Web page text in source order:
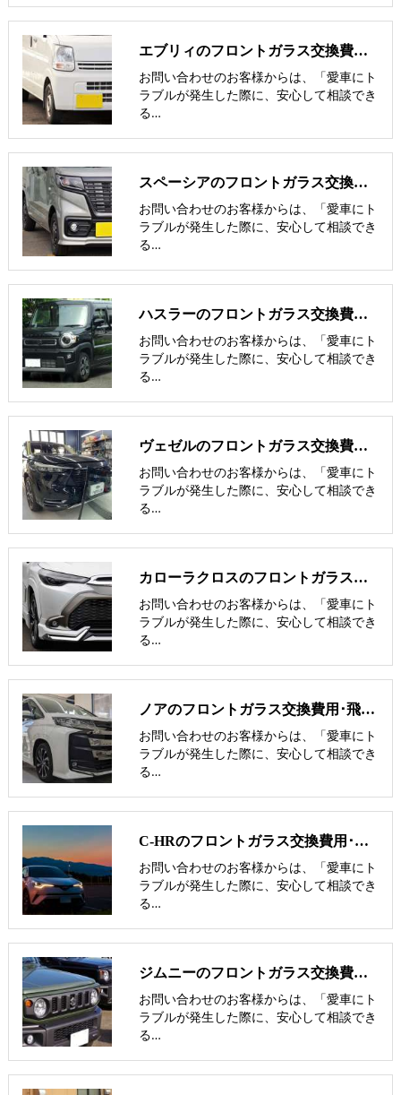
エブリィのフロントガラス交換費用･飛び石修理費用･低価格ガラス紹介
お問い合わせのお客様からは、「愛車にト
ラブルが発生した際に、安心して相談でき
る…
スペーシアのフロントガラス交換費用･飛び石修理費用･低価格ガラス紹介
お問い合わせのお客様からは、「愛車にト
ラブルが発生した際に、安心して相談でき
る…
ハスラーのフロントガラス交換費用･飛び石修理費用･低価格ガラス紹介
お問い合わせのお客様からは、「愛車にト
ラブルが発生した際に、安心して相談でき
る…
ヴェゼルのフロントガラス交換費用･飛び石修理費用･低価格ガラス紹介
お問い合わせのお客様からは、「愛車にト
ラブルが発生した際に、安心して相談でき
る…
カローラクロスのフロントガラス交換費用･飛び石修理費用･低価格ガラス
お問い合わせのお客様からは、「愛車にト
ラブルが発生した際に、安心して相談でき
る…
ノアのフロントガラス交換費用･飛び石修理費用･低価格ガラス紹介
お問い合わせのお客様からは、「愛車にト
ラブルが発生した際に、安心して相談でき
る…
C-HRのフロントガラス交換費用･飛び石修理費用･低価格ガラス紹介
お問い合わせのお客様からは、「愛車にト
ラブルが発生した際に、安心して相談でき
る…
ジムニーのフロントガラス交換費用･飛び石修理費用･低価格ガラス紹介
お問い合わせのお客様からは、「愛車にト
ラブルが発生した際に、安心して相談でき
る…